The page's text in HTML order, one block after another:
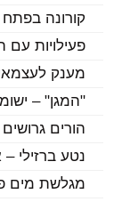
קורונה בפתח
פעילויות עם
מענק
"המגן" –
הורים
נטע ברזילי –
מגלשת מים